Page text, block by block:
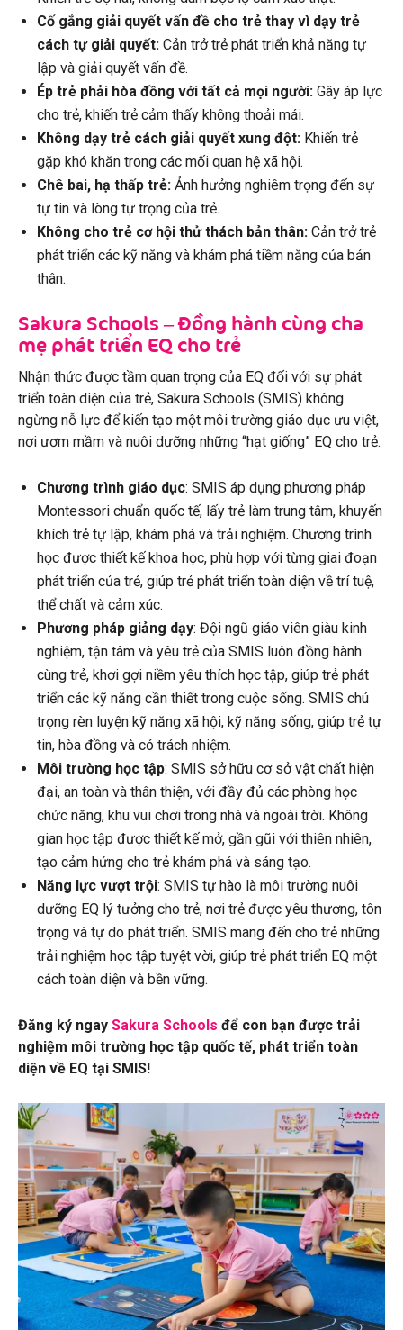
Cố gắng giải quyết vấn đề cho trẻ thay vì dạy trẻ
cách tự giải quyết: Cản trở trẻ phát triển khả năng tự
lập và giải quyết vấn đề.
Ép trẻ phải hòa đồng với tất cả mọi người: Gây áp lực
cho trẻ, khiến trẻ cảm thấy không thoải mái.
Không dạy trẻ cách giải quyết xung đột: Khiến trẻ
gặp khó khăn trong các mối quan hệ xã hội.
Chê bai, hạ thấp trẻ: Ảnh hưởng nghiêm trọng đến sự
tự tin và lòng tự trọng của trẻ.
Không cho trẻ cơ hội thử thách bản thân: Cản trở trẻ
phát triển các kỹ năng và khám phá tiềm năng của bản
thân.
Sakura Schools – Đồng hành cùng cha
mẹ phát triển EQ cho trẻ
Nhận thức được tầm quan trọng của EQ đối với sự phát
triển toàn diện của trẻ, Sakura Schools (SMIS) không
ngừng nỗ lực để kiến tạo một môi trường giáo dục ưu việt,
nơi ươm mầm và nuôi dưỡng những “hạt giống” EQ cho trẻ.
Chương trình giáo dục: SMIS áp dụng phương pháp
Montessori chuẩn quốc tế, lấy trẻ làm trung tâm, khuyến
khích trẻ tự lập, khám phá và trải nghiệm. Chương trình
học được thiết kế khoa học, phù hợp với từng giai đoạn
phát triển của trẻ, giúp trẻ phát triển toàn diện về trí tuệ,
thể chất và cảm xúc.
Phương pháp giảng dạy: Đội ngũ giáo viên giàu kinh
nghiệm, tận tâm và yêu trẻ của SMIS luôn đồng hành
cùng trẻ, khơi gợi niềm yêu thích học tập, giúp trẻ phát
triển các kỹ năng cần thiết trong cuộc sống. SMIS chú
trọng rèn luyện kỹ năng xã hội, kỹ năng sống, giúp trẻ tự
tin, hòa đồng và có trách nhiệm.
Môi trường học tập: SMIS sở hữu cơ sở vật chất hiện
đại, an toàn và thân thiện, với đầy đủ các phòng học
chức năng, khu vui chơi trong nhà và ngoài trời. Không
gian học tập được thiết kế mở, gần gũi với thiên nhiên,
tạo cảm hứng cho trẻ khám phá và sáng tạo.
Năng lực vượt trội: SMIS tự hào là môi trường nuôi
dưỡng EQ lý tưởng cho trẻ, nơi trẻ được yêu thương, tôn
trọng và tự do phát triển. SMIS mang đến cho trẻ những
trải nghiệm học tập tuyệt vời, giúp trẻ phát triển EQ một
cách toàn diện và bền vững.
Đăng ký ngay Sakura Schools để con bạn được trải
nghiệm môi trường học tập quốc tế, phát triển toàn
diện về EQ tại SMIS!